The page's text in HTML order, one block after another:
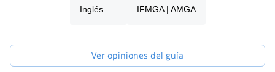
Inglés IFMGA | AMGA
Ver opiniones del guía